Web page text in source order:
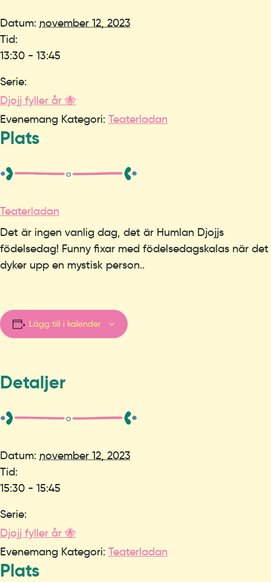
Datum: november 12, 2023
Tid:
13:30 - 13:45
Serie:
Djojj fyller år 🐝
Evenemang Kategori: Teaterladan
Plats
Teaterladan
Det är ingen vanlig dag, det är Humlan Djojjs
födelsedag! Funny fixar med födelsedagskalas när det
dyker upp en mystisk person..
Lägg till i kalender
Detaljer
Datum: november 12, 2023
Tid:
15:30 - 15:45
Serie:
Djojj fyller år 🐝
Evenemang Kategori: Teaterladan
Plats